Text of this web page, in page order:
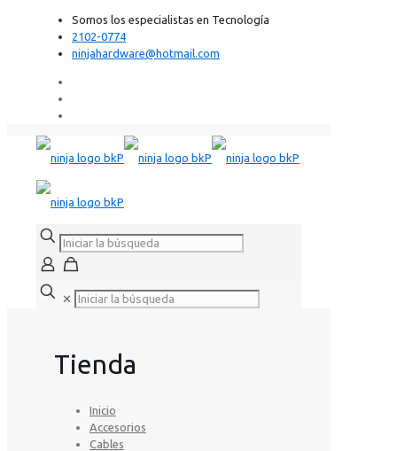
Somos los especialistas en Tecnología
2102-0774
ninjahardware@hotmail.com
✕
Tienda
Inicio
Accesorios
Cables